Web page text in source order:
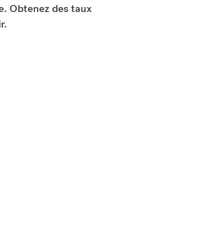
Obtenez des taux